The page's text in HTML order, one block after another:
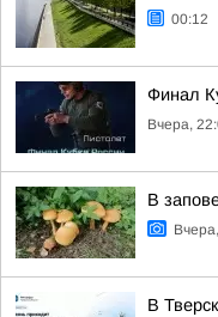
00:12
Финал
Вчера,
В
В